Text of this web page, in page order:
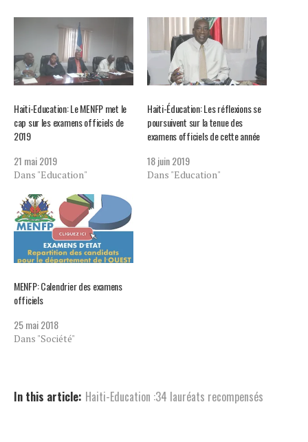
Haiti-Education: Le MENFP met le
cap sur les examens officiels de
2019
21 mai 2019
Dans "Education"
Haiti-Éducation: Les réflexions se
poursuivent sur la tenue des
examens officiels de cette année
18 juin 2019
Dans "Education"
MENFP: Calendrier des examens
officiels
25 mai 2018
Dans "Société"
In this article: Haiti-Education :34 lauréats recompensés